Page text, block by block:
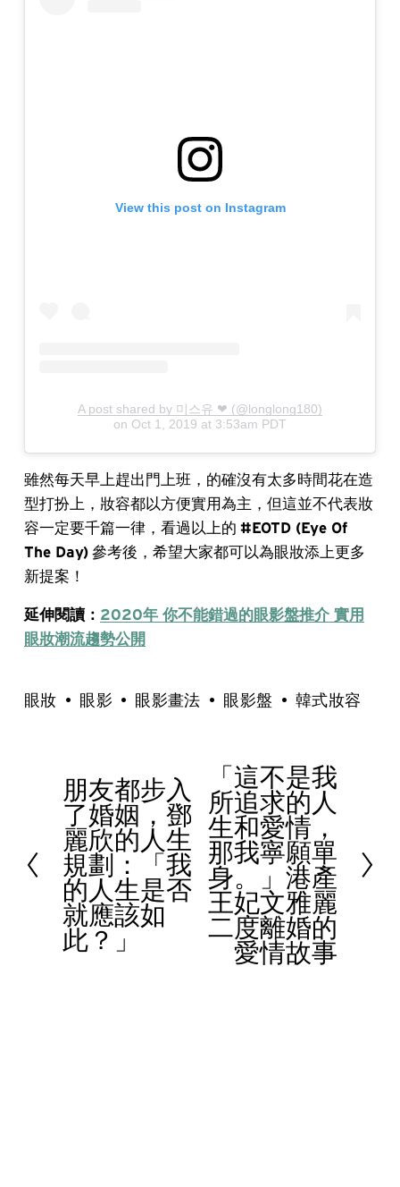
View this post on Instagram
A post shared by 미스유 ❤ (@longlong180)
on Oct 1, 2019 at 3:53am PDT
雖然每天早上趕出門上班，的確沒有太多時間花在造
型打扮上，妝容都以方便實用為主，但這並不代表妝
容一定要千篇一律，看過以上的 #EOTD (Eye Of
The Day)參考後，希望大家都可以為眼妝添上更多
新提案！
延伸閱讀： 2020年 你不能錯過的眼影盤推介 實用
眼妝潮流趨勢公開
眼妝 眼影 眼影畫法 眼影盤 韓式妝容
P
e
v
i
o
u
朋友都步入
了婚姻，鄧
麗欣的人生
規劃：「我
的人生是否
就應該如
此？」
「這不是我
所追求的人
生和愛情，
那我寧願單
身。」港產
王妃文雅麗
二度離婚的
愛情故事